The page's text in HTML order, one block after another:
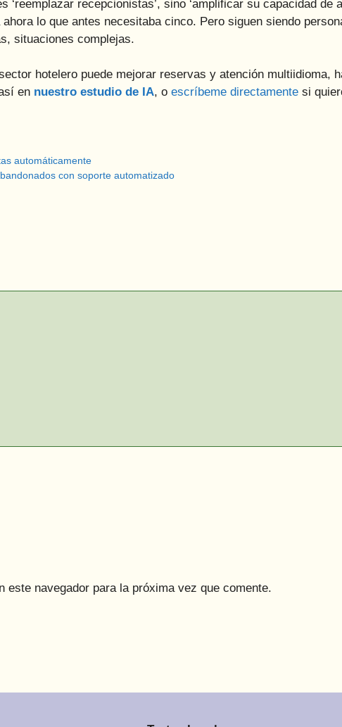
recepcionistas’, sino ‘amplificar su capacidad de
lo que antes necesitaba cinco. Pero siguen siendo
situaciones complejas.
hotelero puede mejorar reservas y atención multiidioma,
en nuestro estudio de IA, o escríbeme directamente si
automáticamente
con soporte automatizado
navegador para la próxima vez que comente.